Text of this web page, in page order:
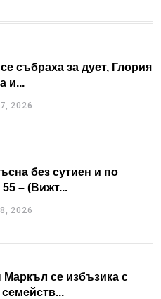
събраха за дует, Глория
и...
2026
без сутиен и по
– (Вижт...
2026
Маркъл се избъзика с